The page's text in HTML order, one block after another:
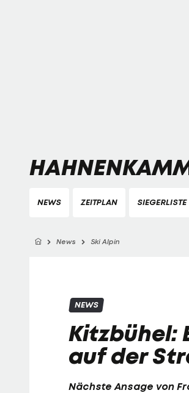
NEWS ZEITPLAN SIEGERLISTE
News Ski Alpin
NEWS
Kitzbühel:
auf der
Nächste Ansage von